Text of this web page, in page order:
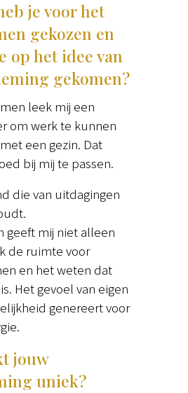
je voor het
gekozen en
op het idee van
gekomen?
leek mij een
om werk te kunnen
een gezin. Dat
bij mij te passen.
die van uitdagingen
geeft mij niet alleen
de ruimte voor
en het weten dat
Het gevoel van eigen
genereert voor
jouw
uniek?